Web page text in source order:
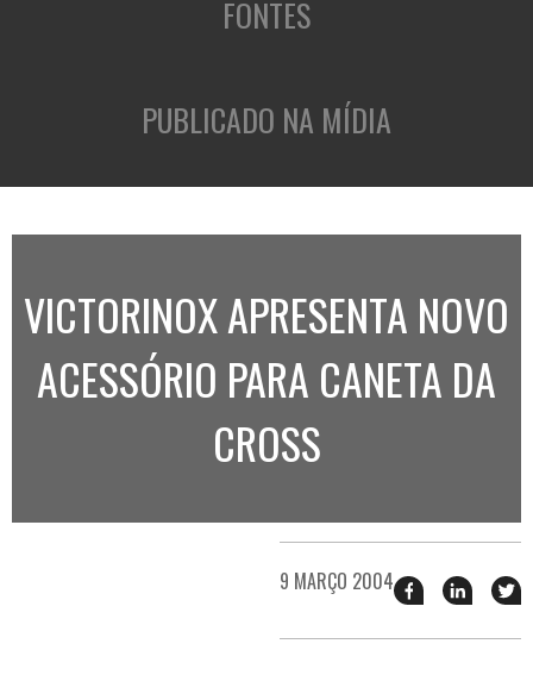
FONTES
PUBLICADO NA MÍDIA
VICTORINOX APRESENTA NOVO
ACESSÓRIO PARA CANETA DA
CROSS
9 MARÇO 2004 Compartilhar
esse
no
esse
no